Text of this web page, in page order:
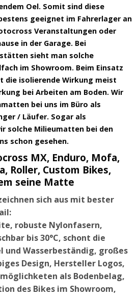
Oel. Somit sind diese
geeignet im Fahrerlager an
Veranstaltungen oder
in der Garage. Bei
sieht man solche
im Showroom. Beim Einsatz
die isolierende Wirkung meist
bei Arbeiten am Boden. Wir
bei uns im Büro als
/ Läufer. Sogar als
solche Milieumatten bei den
schon gesehen.
MX, Enduro, Mofa,
Roller, Custom Bikes,
seine Matte
sich aus mit bester
robuste Nylonfasern,
bis 30°C, schont die
und Wasserbeständig, großes
Design, Hersteller Logos,
als Bodenbelag,
des Bikes im Showroom,